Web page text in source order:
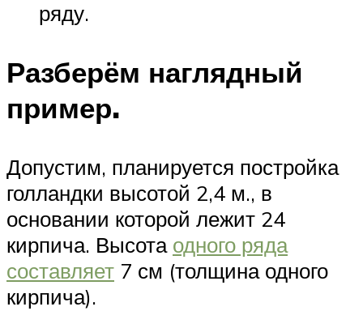
ряду.
Разберём наглядный
пример.
Допустим, планируется постройка
голландки высотой 2,4 м., в
основании которой лежит 24
кирпича. Высота одного ряда
составляет 7 см (толщина одного
кирпича).